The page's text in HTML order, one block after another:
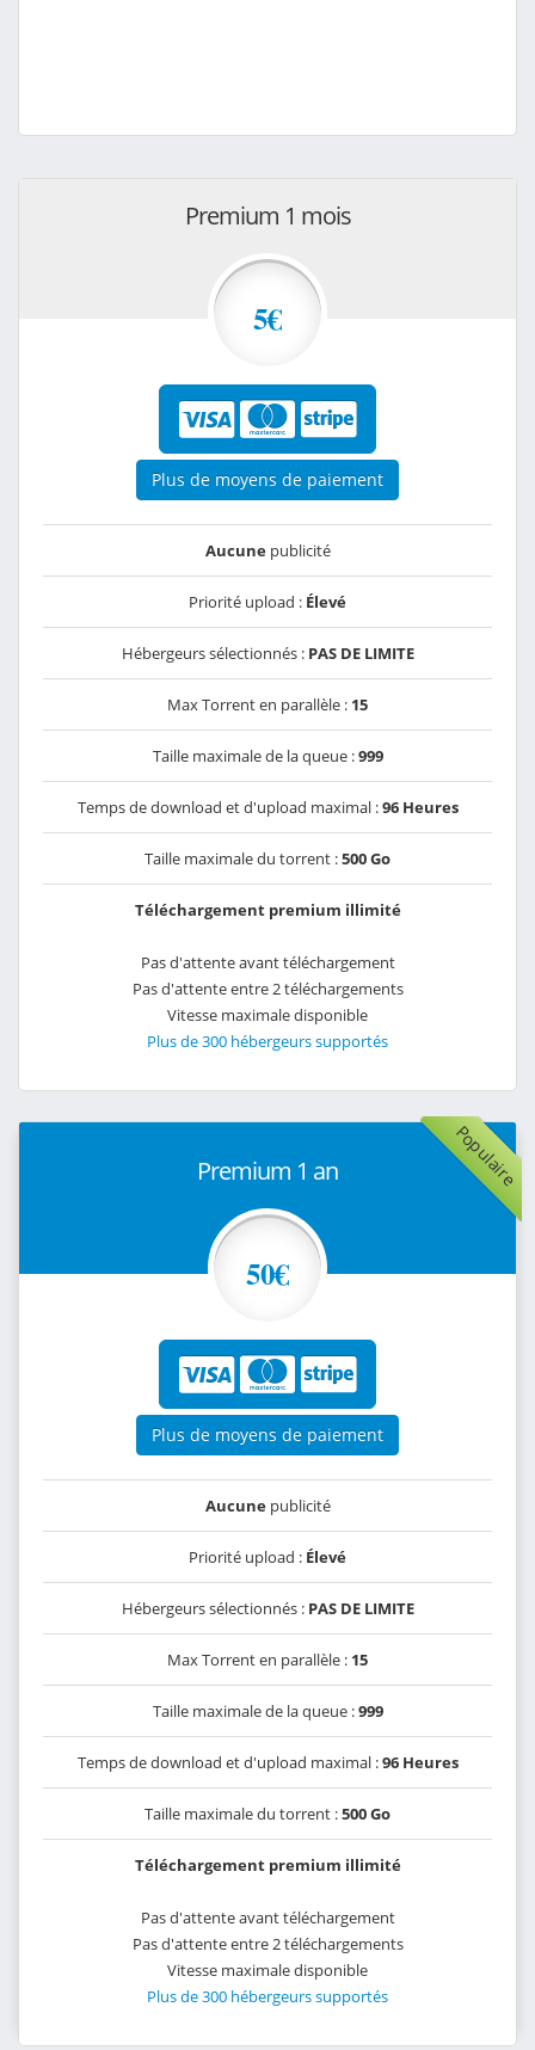
Premium 1 mois
5€
Plus de moyens de paiement
Aucunepublicité
Priorité upload : Élevé
Hébergeurs sélectionnés : PAS DE LIMITE
Max Torrent en parallèle : 15
Taille maximale de la queue :999
Temps de download et d'upload maximal :96 Heures
Taille maximale du torrent :500 Go
Téléchargement premium illimité
Pas d'attente avant téléchargement
Pas d'attente entre 2 téléchargements
Vitesse maximale disponible
Plus de 300 hébergeurs supportés
Populaire
Premium 1 an
50€
Plus de moyens de paiement
Aucunepublicité
Priorité upload : Élevé
Hébergeurs sélectionnés : PAS DE LIMITE
Max Torrent en parallèle : 15
Taille maximale de la queue :999
Temps de download et d'upload maximal :96 Heures
Taille maximale du torrent :500 Go
Téléchargement premium illimité
Pas d'attente avant téléchargement
Pas d'attente entre 2 téléchargements
Vitesse maximale disponible
Plus de 300 hébergeurs supportés